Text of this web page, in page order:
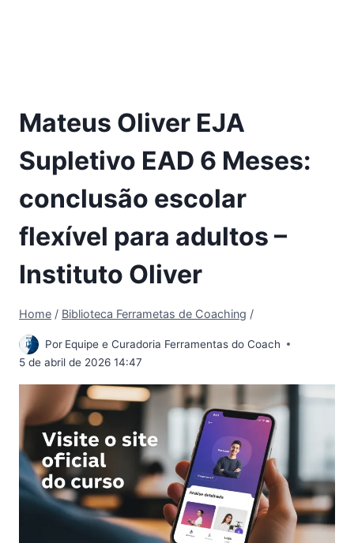
Mateus Oliver EJA
Supletivo EAD 6 Meses:
conclusão escolar
flexível para adultos –
Instituto Oliver
Home / Biblioteca Ferrametas de Coaching /
Por Equipe e Curadoria Ferramentas do Coach
5 de abril de 2026 14:47